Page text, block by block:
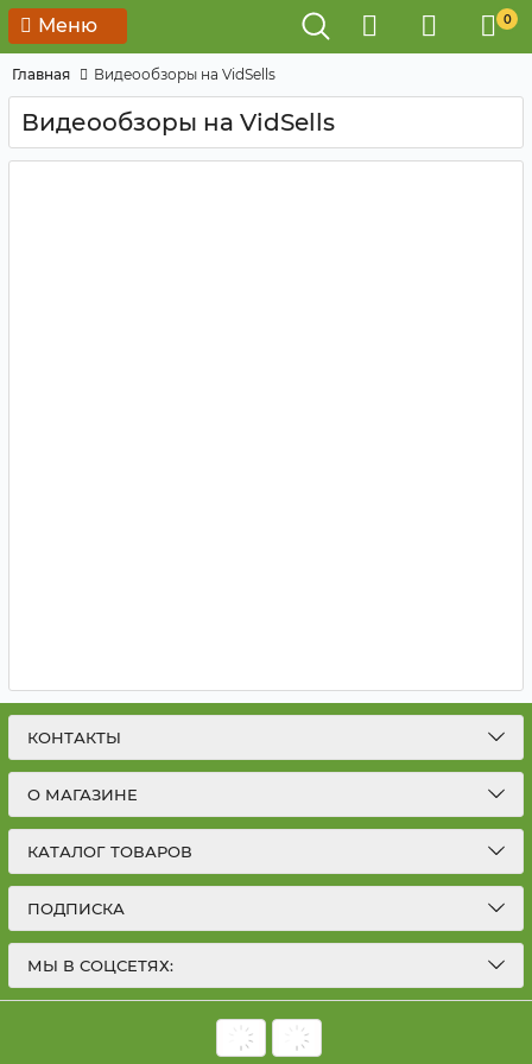
Меню 0
Главная Видеообзоры на VidSells
Видеообзоры на VidSells
КОНТАКТЫ
О МАГАЗИНЕ
КАТАЛОГ ТОВАРОВ
ПОДПИСКА
МЫ В СОЦСЕТЯХ: